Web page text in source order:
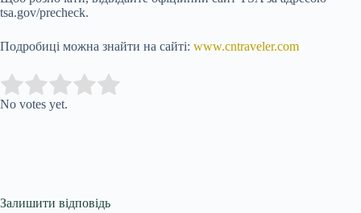
tsa.gov/precheck.
Подробиці можна знайти на сайті: www.cntraveler.com
Rate this item:
No votes yet.
Залишити відповідь